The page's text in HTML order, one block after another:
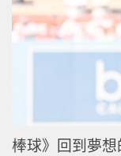
棒球》回到夢